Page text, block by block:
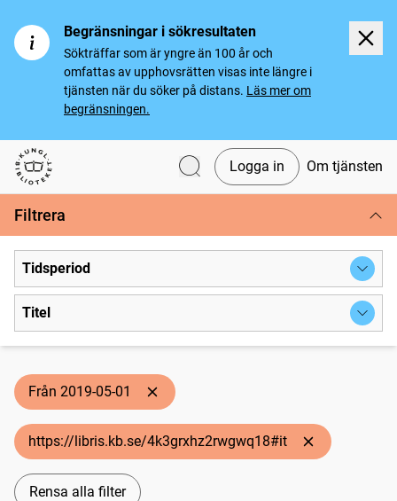
Begränsningar i sökresultaten
Sökträffar som är yngre än 100 år och
omfattas av upphovsrätten visas inte längre i
tjänsten när du söker på distans. Läs mer om
begränsningen.
Svenska tidningar
Logga in Om tjänsten
Filtrera
Tidsperiod
Titel
Från 2019-05-01
https://libris.kb.se/4k3grxhz2rwgwq18#it
Rensa alla filter